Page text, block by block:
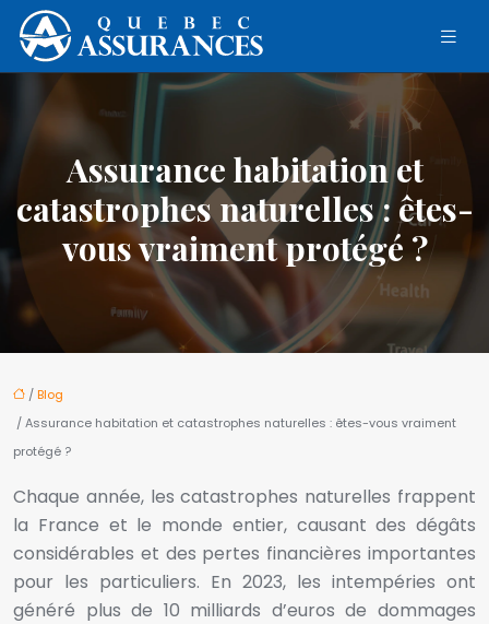
Assurance habitation et
catastrophes naturelles : êtes-
vous vraiment protégé ?
/Blog
/ Assurance habitation et catastrophes naturelles : êtes-vous vraiment
protégé ?
Chaque année, les catastrophes naturelles frappent
la France et le monde entier, causant des dégâts
considérables et des pertes financières importantes
pour les particuliers. En 2023, les intempéries ont
généré plus de 10 milliards d’euros de dommages